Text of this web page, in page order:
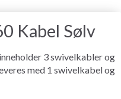
Kabel Sølv
3 swivelkabler og
med 1 swivelkabel og